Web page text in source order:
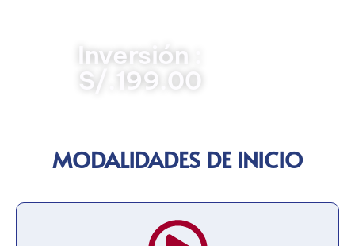
Inversión :
S/.199.00
MODALIDADES DE INICIO